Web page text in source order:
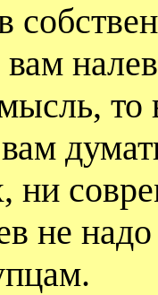
вам
вам
ни
не